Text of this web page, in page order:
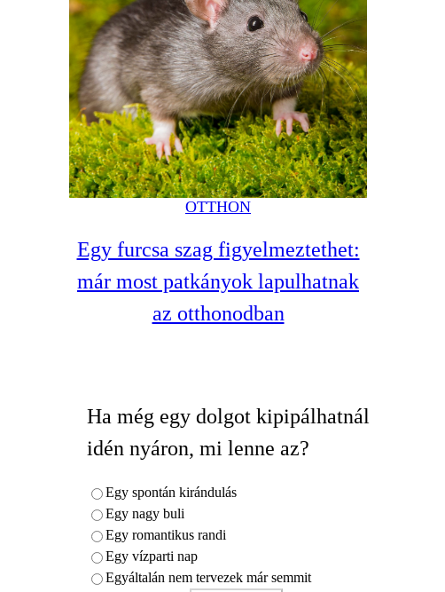
OTTHON
Egy furcsa szag figyelmeztethet:
már most patkányok lapulhatnak
az otthonodban
Ha még egy dolgot kipipálhatnál
idén nyáron, mi lenne az?
Egy spontán kirándulás
Egy nagy buli
Egy romantikus randi
Egy vízparti nap
Egyáltalán nem tervezek már semmit